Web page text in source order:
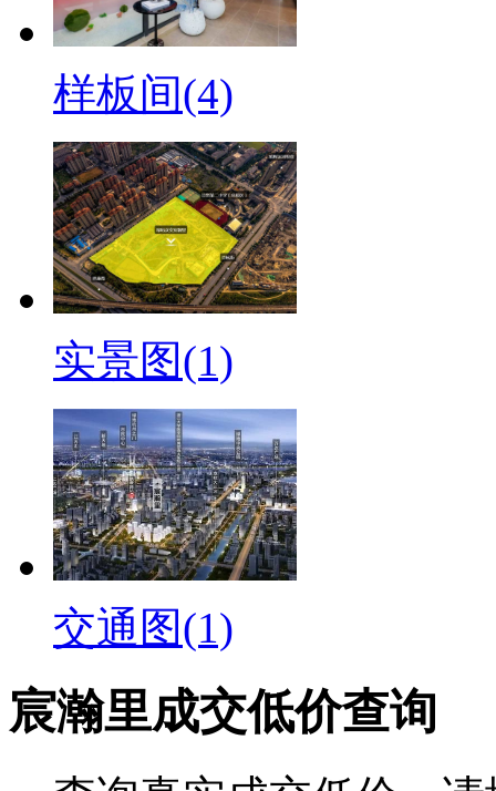
样板间(4)
实景图(1)
交通图(1)
宸瀚里成交低价查询